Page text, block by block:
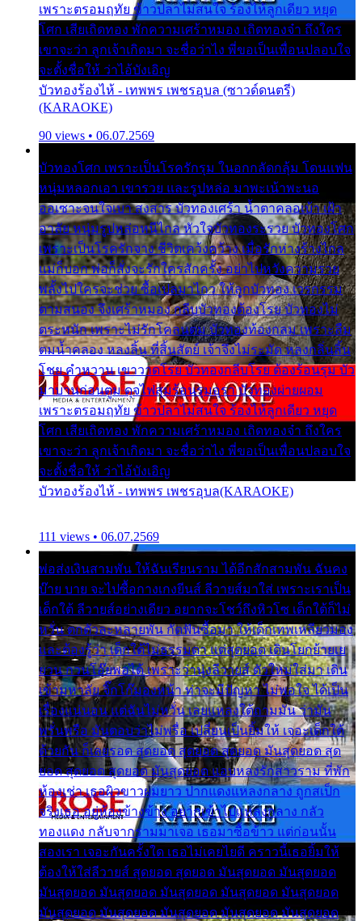
เพราะตรอมฤทัย ข้าวปลาไม่สนใจ ร้องไห้ลูกเดียว หยุด
โศก เสียเถิดทอง พักความเศร้าหมอง เถิดทองจ๋า ถึงใคร
เขาจะว่า ลูกเจ้าเกิดมา จะชื่อว่าไง พี่ขอเป็นเพื่อนปลอบใจ
จะตั้งชื่อให้ ว่าไอ้บังเอิญ
บัวทองร้องไห้ - เทพพร เพชรอุบล (ซาวด์ดนตรี)
(KARAOKE)
90 views • 06.07.2569
บัวทองโศก เพราะเป็นโรครักรุม ในอกกลัดกลุ้ม โดนแฟน
หนุ่มหลอกเอา เขารวย และรูปหล่อ มาพะเน้าพะนอ
ออเซาะจนใจเบา สงสาร บัวทองเศร้า น้ำตาคลอเบ้า เฝ้า
อาลัย หนุ่มรูปหล่อหนีไกล หัวใจบัวทองระรวย บัวทองโศก
เพราะเป็นโรครักจาง ชีวิตเคว้งคว้าง เมื่อรักห่างร้างไกล
แม่ก็บอก พ่อก็สั่งจะรักใครสักครั้ง อย่าไปหวังความรวย
พลั้งไปใครจะช่วย ซื้อเปลมาไกว ให้ลูกบัวทอง เวรกรรม
ตามสนอง จึงเศร้าหมอง กลีบบัวทองต้องโรย บัวทองไม่
ตระหนัก เพราะไม่รักโคลนตม บัวทองท้องกลม เพราะลืม
ตมน้ำคลอง หลงลิ้น ที่สิ้นสัตย์ เจ้าจึงไม่ระมัด หลงกลิ่นลิ้น
โชย คำหวาน เขาวาดโรย บัวทองกลีบโรย ต้องร้อนรุม บัว
มาบานก่อนตูม ดุจไฟสุมร้อนรุมอุรา บัวทองผ่ายผอม
เพราะตรอมฤทัย ข้าวปลาไม่สนใจ ร้องไห้ลูกเดียว หยุด
โศก เสียเถิดทอง พักความเศร้าหมอง เถิดทองจ๋า ถึงใคร
เขาจะว่า ลูกเจ้าเกิดมา จะชื่อว่าไง พี่ขอเป็นเพื่อนปลอบใจ
จะตั้งชื่อให้ ว่าไอ้บังเอิญ
บัวทองร้องไห้ - เทพพร เพชรอุบล(KARAOKE)
111 views • 06.07.2569
พ่อส่งเงินสามพัน ให้ฉันเรียนราม ได้อีกสักสามพัน ฉันคง
บ๊าย บาย จะไปซื้อกางเกงยีนส์ ลีวายส์มาใส่ เพราะเราเป็น
เด็กใต้ ลีวายส์อย่างเดียว อยากจะโชว์ถึงหิวโซ เด็กใต้ก็ไม่
หวั่น ตกตัวละหลายพัน กัดฟันซื้อมา ให้เด็กเทพเหลียวมอง
และต้องรู้ว่า เด็กใต้ไม่ธรรมดา แต่สุดยอด เดินโยกย้ายเย
ยวน กวนโอ๊ยพอได้ เพราะว่านุ่งลีวายส์ ตัวใหม่ใส่มา เดิน
เข้ามหาลัย จิ๊กโก๊มองหน้า ท่าจะมีปัญหา ไม่พอใจ ได้เป็น
เรื่องแน่นอน แต่ฉันไม่หวั่น เลยแหลงใต้ถามมัน ว่ามัน
พรั่นพรือ มันตอบว่าไม่พรื่อ เปลี่ยนเป็นยิ้มให้ เจอะเด็กใต้
ด้วยกัน ก็เลยรอด สุดยอด สุดยอด สุดยอด มันสุดยอด สุด
ยอด สุดยอด สุดยอด มันสุดยอด แอบหลงรักสาวราม ที่พัก
ห้องเช่า เธอผิวขาวผมยาว ปากแดงแหลงกลาง ถูกสเป็ก
จริงเธอ อยู่ห้องข้างข้าง อยากเข้าไปแหลงกลาง กลัว
ทองแดง กลับจากรามมาเจอ เธอมาซื้อข้าว แต่ก่อนนั้น
สองเรา เจอะกันครั้งใด เธอไม่เคยไยดี คราวนี้เธอยิ้มให้
ต้องให้ใส่ลีวายส์ สุดยอด สุดยอด มันสุดยอด มันสุดยอด
มันสุดยอด มันสุดยอด มันสุดยอด มันสุดยอด มันสุดยอด
มันสุดยอด มันสุดยอด มันสุดยอด มันสุดยอด มันสุดยอด